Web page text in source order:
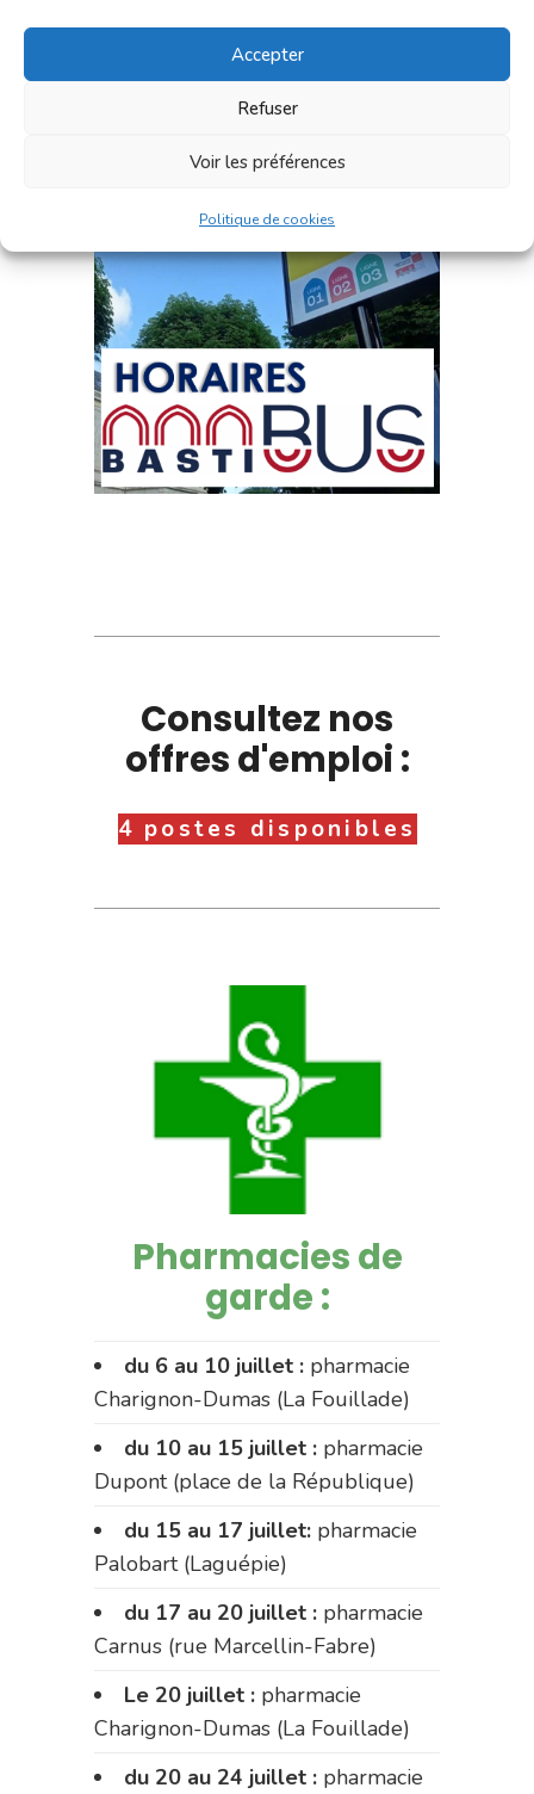
Accepter
Refuser
Voir les préférences
Politique de cookies
Consultez nos
offres d'emploi :
4 postes disponibles
Pharmacies de
garde :
du 6 au 10 juillet : pharmacie
Charignon-Dumas (La Fouillade)
du 10 au 15 juillet : pharmacie
Dupont (place de la République)
du 15 au 17 juillet: pharmacie
Palobart (Laguépie)
du 17 au 20 juillet : pharmacie
Carnus (rue Marcellin-Fabre)
Le 20 juillet : pharmacie
Charignon-Dumas (La Fouillade)
du 20 au 24 juillet : pharmacie